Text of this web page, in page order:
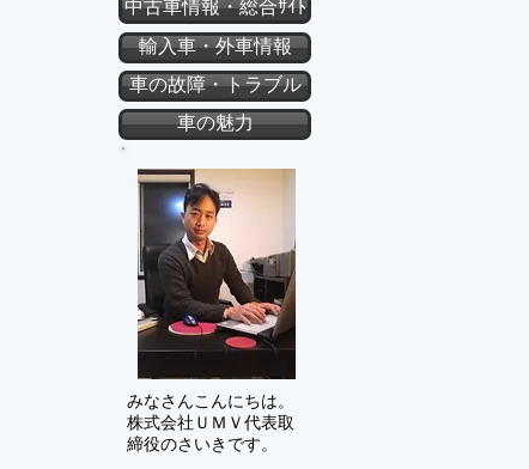
輸入車・外車情報
車の魅力
中古車情報・総合ｻｲﾄ
車の故障・トラブル
みなさんこんにちは。
株式会社ＵＭＶ 代表取
締役のさいきです。